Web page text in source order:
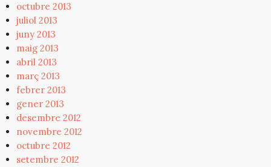
octubre 2013
juliol 2013
juny 2013
maig 2013
abril 2013
març 2013
febrer 2013
gener 2013
desembre 2012
novembre 2012
octubre 2012
setembre 2012